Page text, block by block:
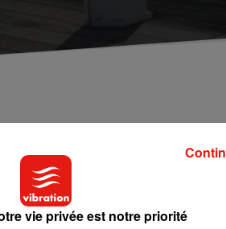
de 29 ans vient de
les gens sur la lutte
:
relevé par Baptiste Dubanchet et ce
vie privée est notre priorité